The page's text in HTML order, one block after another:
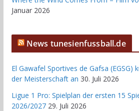
Januar 2026
News tunesienfussball.de
El Gawafel Sportives de Gafsa (EGSG)
der Meisterschaft an 30. Juli 2026
Ligue 1 Pro: Spielplan der ersten 15
2026/2027 29. Juli 2026